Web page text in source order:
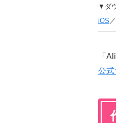
▼ダ
iOS ／
「
公式